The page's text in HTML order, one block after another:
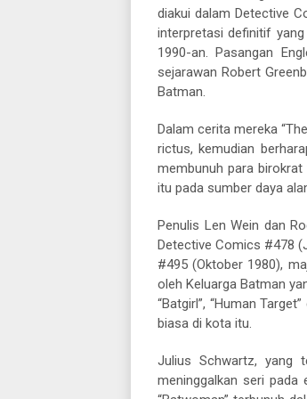
diakui dalam Detective
interpretasi definitif
1990-an. Pasangan
sejarawan Robert
Batman.
Dalam cerita mereka
rictus, kemudian
membunuh para
itu pada sumber daya
Penulis Len Wein dan
Detective Comics #478
#495 (Oktober 1980),
oleh Keluarga Batman
“Batgirl”, “Human
biasa di kota itu.
Julius Schwartz, yang
meninggalkan seri pada